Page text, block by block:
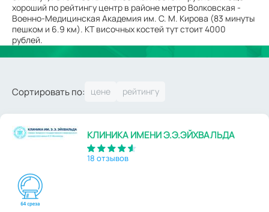
хороший по рейтингу центр в районе метро Волковская -
Военно-Медицинская Академия им. С. М. Кирова (83 минуты
пешком и 6.9 км). КТ височных костей тут стоит 4000
рублей.
Сортировать по:
КЛИНИКА ИМЕНИ Э.Э.ЭЙХВАЛЬДА
18 отзывов